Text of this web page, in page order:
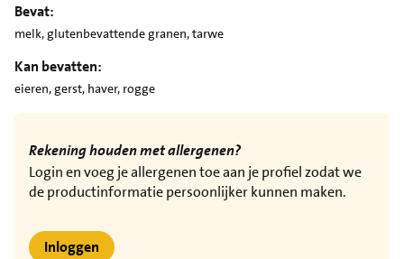
Bevat:
melk, glutenbevattende granen, tarwe
Kan bevatten:
eieren, gerst, haver, rogge
Rekening houden met allergenen?
Login en voeg je allergenen toe aan je profiel zodat we
de productinformatie persoonlijker kunnen maken.
Inloggen